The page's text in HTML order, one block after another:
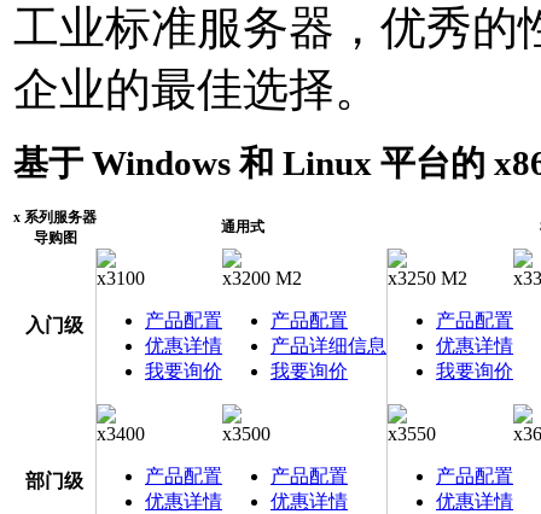
工业标准服务器，优秀的
企业的最佳选择。
基于 Windows 和 Linux 平台的
x 系列服务器
导购图
通用式
入门级
x3100
产品配置
优惠详情
我要询价
x3200 M2
产品配置
产品详细信息
我要询价
x3250 M2
产品配置
优惠详情
我要询价
部门级
x3400
产品配置
优惠详情
x3500
产品配置
优惠详情
x3550
产品配置
优惠详情